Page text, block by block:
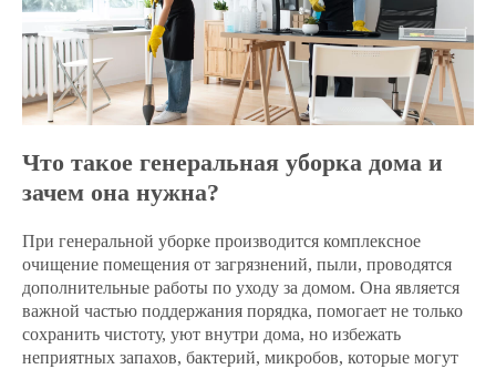
Что такое генеральная уборка дома и
зачем она нужна?
При генеральной уборке производится комплексное
очищение помещения от загрязнений, пыли, проводятся
дополнительные работы по уходу за домом. Она является
важной частью поддержания порядка, помогает не только
сохранить чистоту, уют внутри дома, но избежать
неприятных запахов, бактерий, микробов, которые могут